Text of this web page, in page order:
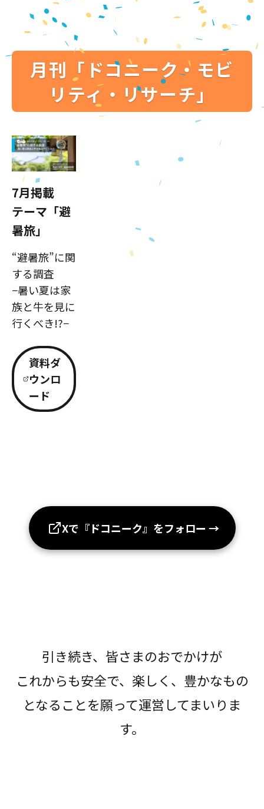
月刊「ドコニーク・モビ
リティ・リサーチ」
7月掲載
テーマ「避
暑旅」
“避暑旅”に関
する調査
−暑い夏は家
族と牛を見に
行くべき!?−
資料ダ
ウンロ
ード
Xで『ドコニーク』をフォロー →
引き続き、皆さまのおでかけが
これからも安全で、楽しく、豊かなもの
となることを願って運営してまいりま
す。